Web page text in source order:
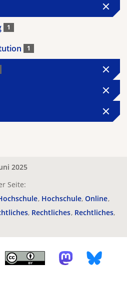
1
1
2025
Seite:
Hochschule Online
Rechtliches Rechtliches